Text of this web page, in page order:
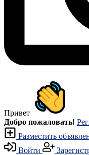
Привет
Добро пожаловать!
Разместить
Войти